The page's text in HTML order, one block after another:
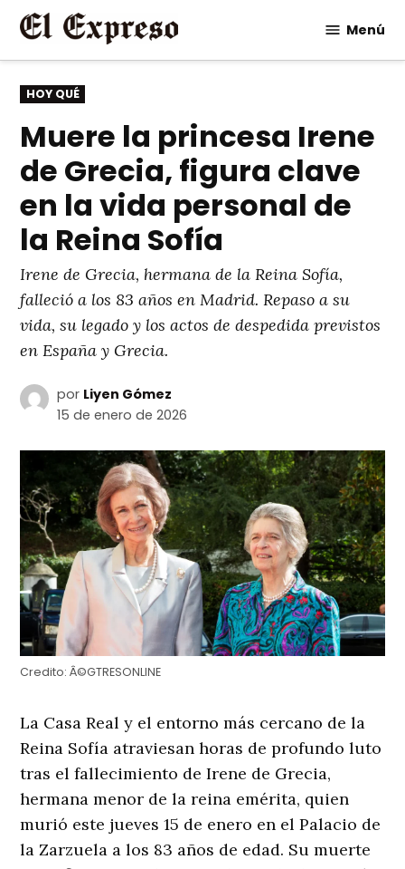
Saltar
contenido
Menú
PUBLICADO
EN
HOY QUÉ
Muere la princesa Irene
de Grecia, figura clave
en la vida personal de
la Reina Sofía
Irene de Grecia, hermana de la Reina Sofía,
falleció a los 83 años en Madrid. Repaso a su
vida, su legado y los actos de despedida previstos
en España y Grecia.
por Liyen Gómez
15 de enero de 2026
Credito: Â©GTRESONLINE
La Casa Real y el entorno más cercano de la
Reina Sofía atraviesan horas de profundo luto
tras el fallecimiento de Irene de Grecia,
hermana menor de la reina emérita, quien
murió este jueves 15 de enero en el Palacio de
la Zarzuela a los 83 años de edad. Su muerte